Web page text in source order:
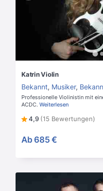
Katrin Violin
Bekannt, Musiker,
Professionelle Violinistin mit
ACDC. Weiterlesen
4,9 (15 Bewertungen)
Ab 685 €